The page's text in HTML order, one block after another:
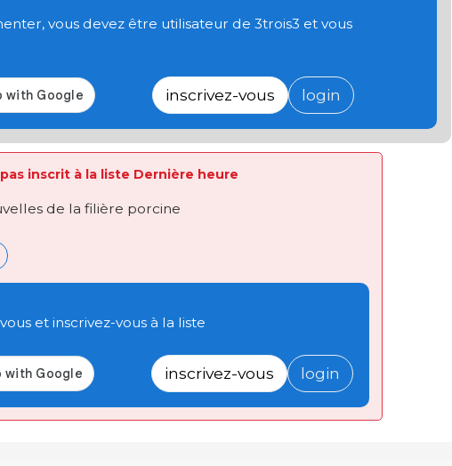
vous devez être utilisateur de 3trois3 et vous
inscrivez-vous login
inscrit à la liste Dernière heure
de la filière porcine
et inscrivez-vous à la liste
inscrivez-vous login